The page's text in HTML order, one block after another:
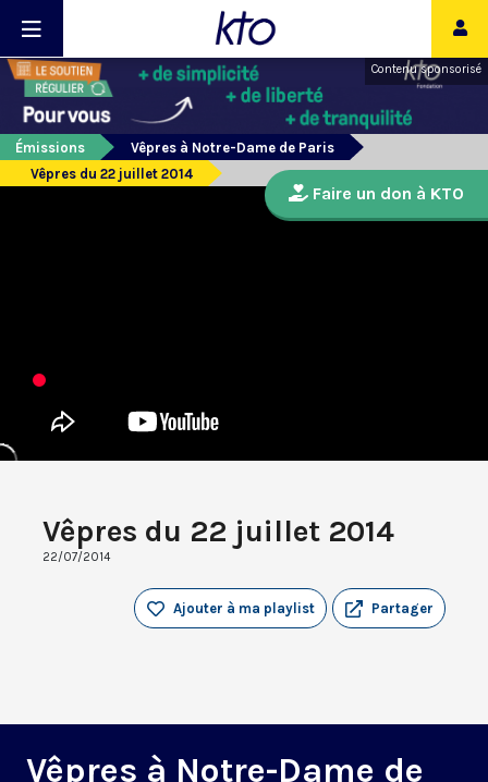
Contenu sponsorisé
Émissions
Vêpres à Notre-Dame de Paris
Vêpres du 22 juillet 2014
Vêpres du 22 juillet 2014
22/07/2014
Partager
Ajouter à ma playlist
Vêpres à Notre-Dame de
Faire un don à KTO